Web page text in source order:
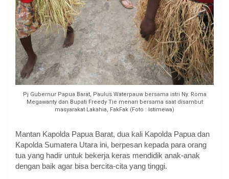
Pj Gubernur Papua Barat, Paulus Waterpauw bersama istri Ny. Roma
Megawanty dan Bupati Freedy Tie menari bersama saat disambut
masyarakat Lakahia, FakFak (Foto : Istimewa)
Mantan Kapolda Papua Barat, dua kali Kapolda Papua dan
Kapolda Sumatera Utara ini, berpesan kepada para orang
tua yang hadir untuk bekerja keras mendidik anak-anak
dengan baik agar bisa bercita-cita yang tinggi.